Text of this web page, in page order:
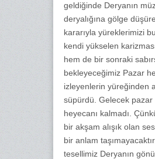
geldiğinde Deryanın
deryalığına gölge
kararıyla yüreklerimizi
kendi yükselen
hem de bir sonraki
bekleyeceğimiz Pazar
izleyenlerin yüreğinden
süpürdü. Gelecek pazar
heyecanı kalmadı.
bir akşam alışık olan
bir anlam
tesellimiz Deryanın